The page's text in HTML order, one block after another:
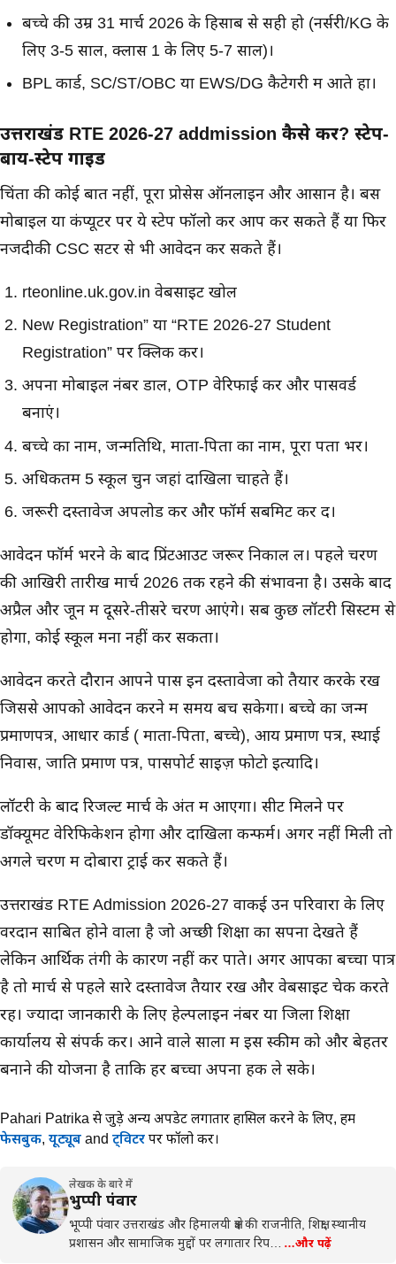
बच्चे की उम्र 31 मार्च 2026 के हिसाब से सही हो (नर्सरी/KG के
लिए 3-5 साल, क्लास 1 के लिए 5-7 साल)।
BPL कार्ड, SC/ST/OBC या EWS/DG कैटेगरी में आते हों।
उत्तराखंड RTE 2026-27 addmission कैसे करें? स्टेप-
बाय-स्टेप गाइड
चिंता की कोई बात नहीं, पूरा प्रोसेस ऑनलाइन और आसान है। बस
मोबाइल या कंप्यूटर पर ये स्टेप फॉलो कर आप कर सकते हैं या फिर
नजदीकी CSC सेंटर से भी आवेदन कर सकते हैं।
rteonline.uk.gov.in वेबसाइट खोलें
New Registration” या “RTE 2026-27 Student
Registration” पर क्लिक करें।
अपना मोबाइल नंबर डालें, OTP वेरिफाई करें और पासवर्ड
बनाएं।
बच्चे का नाम, जन्मतिथि, माता-पिता का नाम, पूरा पता भरें।
अधिकतम 5 स्कूल चुनें जहां दाखिला चाहते हैं।
जरूरी दस्तावेज अपलोड करें और फॉर्म सबमिट कर दें।
आवेदन फॉर्म भरने के बाद प्रिंटआउट जरूर निकाल लें। पहले चरण
की आखिरी तारीख मार्च 2026 तक रहने की संभावना है। उसके बाद
अप्रैल और जून में दूसरे-तीसरे चरण आएंगे। सब कुछ लॉटरी सिस्टम से
होगा, कोई स्कूल मना नहीं कर सकता।
आवेदन करते दौरान आपने पास इन दस्तावेजों को तैयार करके रखें
जिससे आपको आवेदन करने में समय बच सकेगा। बच्चे का जन्म
प्रमाणपत्र, आधार कार्ड ( माता-पिता, बच्चे), आय प्रमाण पत्र, स्थाई
निवास, जाति प्रमाण पत्र, पासपोर्ट साइज़ फोटो इत्यादि।
लॉटरी के बाद रिजल्ट मार्च के अंत में आएगा। सीट मिलने पर
डॉक्यूमेंट वेरिफिकेशन होगा और दाखिला कन्फर्म। अगर नहीं मिली तो
अगले चरण में दोबारा ट्राई कर सकते हैं।
उत्तराखंड RTE Admission 2026-27 वाकई उन परिवारों के लिए
वरदान साबित होने वाला है जो अच्छी शिक्षा का सपना देखते हैं
लेकिन आर्थिक तंगी के कारण नहीं कर पाते। अगर आपका बच्चा पात्र
है तो मार्च से पहले सारे दस्तावेज तैयार रखें और वेबसाइट चेक करते
रहें। ज्यादा जानकारी के लिए हेल्पलाइन नंबर या जिला शिक्षा
कार्यालय से संपर्क करें। आने वाले सालों में इस स्कीम को और बेहतर
बनाने की योजना है ताकि हर बच्चा अपना हक ले सके।
Pahari Patrika से जुड़े अन्य अपडेट लगातार हासिल करने के लिए, हमें
फेसबुक, यूट्यूब and ट्विटर पर फॉलो करें।
लेखक के बारे में
भुप्पी पंवार
भूप्पी पंवार उत्तराखंड और हिमालयी क्षेत्र की राजनीति, शिक्षा, स्थानीय
प्रशासन और सामाजिक मुद्दों पर लगातार रिप… …और पढ़ें